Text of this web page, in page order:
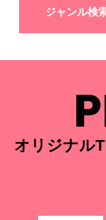
ジャンル検
オリジナル